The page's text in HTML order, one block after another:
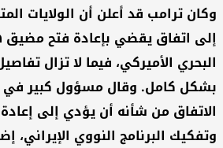
وكان ترامب قد أعلن أن الولايات
إلى اتفاق يقضي بإعادة فتح مضيق
البحري الأميركي، فيما لا تزال
بشكل كامل. وقال مسؤول كبير في
الاتفاق من شأنه أن يؤدي إلى
وتفكيك البرنامج النووي